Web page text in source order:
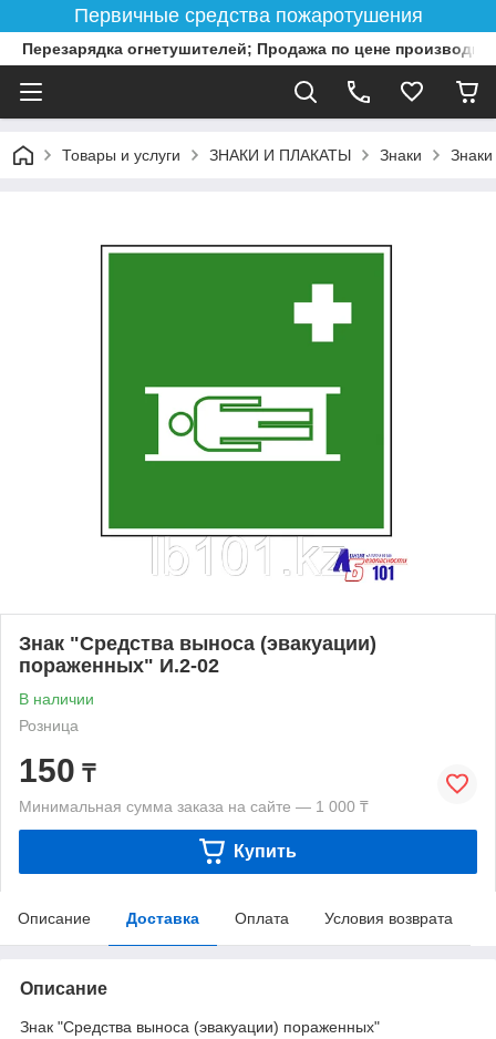
Первичные средства пожаротушения
Перезарядка огнетушителей; Продажа по цене
Товары и услуги ЗНАКИ И ПЛАКАТЫ Знаки
Знак "Средства выноса (эвакуации)
пораженных" И.2-02
В наличии
Розница
150 ₸
Минимальная сумма заказа на сайте — 1 000 ₸
Купить
Описание Доставка Оплата Условия возврата
Описание
Знак "Средства выноса (эвакуации) пораженных"